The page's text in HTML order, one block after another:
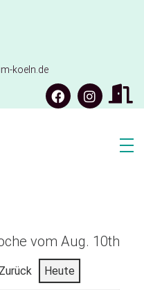
koeln.de
vom Aug. 10th
Zurück Heute